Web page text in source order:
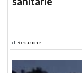
di Redazione